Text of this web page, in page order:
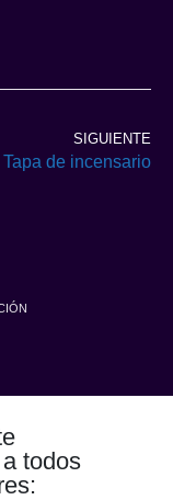
SIGUIENTE
Tapa de incensario
todos